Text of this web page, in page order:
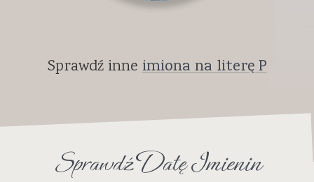
Sprawdź inne imiona na literę P
Sprawdź Datę Imienin